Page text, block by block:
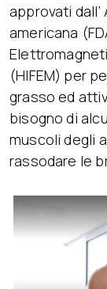
approvati
americana
(HIFEM) per
grasso ed
bisogno di
muscoli degli
rassodare le